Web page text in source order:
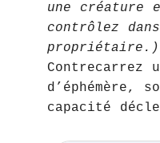
une créature
contrôlez
propriétaire.)
Contrecarrez
d’éphémère,
capacité